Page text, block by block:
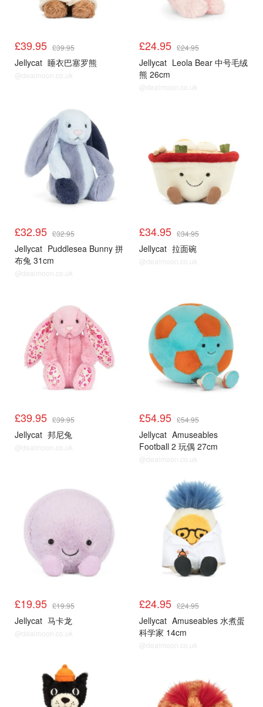
£39.95 £39.95
Jellycat 睡衣巴塞罗熊
@dealmoon.co.uk
£24.95 £24.95
Jellycat Leola Bear 中号毛绒
熊 26cm
@dealmoon.co.uk
£32.95 £32.95
Jellycat Puddlesea Bunny 拼
布兔 31cm
@dealmoon.co.uk
£34.95 £34.95
Jellycat 拉面碗
@dealmoon.co.uk
£39.95 £39.95
Jellycat 邦尼兔
@dealmoon.co.uk
£54.95 £54.95
Jellycat Amuseables
Football 2 玩偶 27cm
@dealmoon.co.uk
£19.95 £19.95
Jellycat 马卡龙
@dealmoon.co.uk
£24.95 £24.95
Jellycat Amuseables 水煮蛋
科学家 14cm
@dealmoon.co.uk